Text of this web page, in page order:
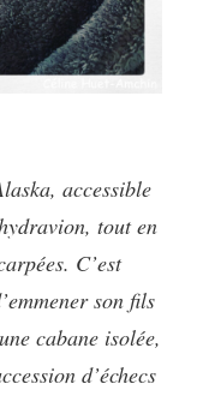
accessible
tout en
C’est
son fils
cabane isolée,
d’échecs